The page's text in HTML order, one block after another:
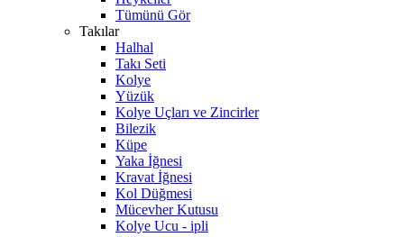
Tümünü Gör
Takılar
Halhal
Takı Seti
Kolye
Yüzük
Kolye Uçları ve Zincirler
Bilezik
Küpe
Yaka İğnesi
Kravat İğnesi
Kol Düğmesi
Mücevher Kutusu
Kolye Ucu - ipli